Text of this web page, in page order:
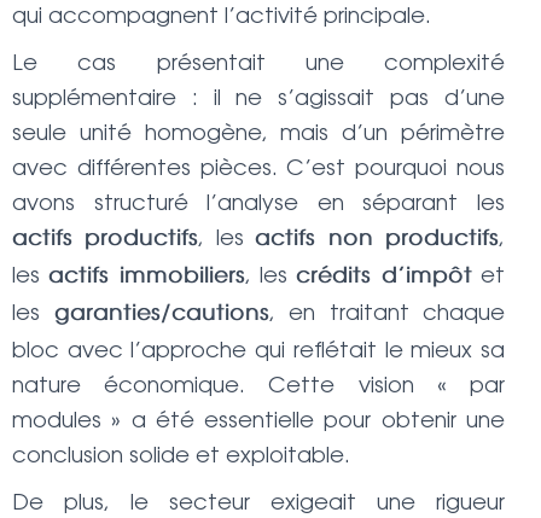
qui accompagnent l’activité principale.
Le cas présentait une complexité
supplémentaire : il ne s’agissait pas d’une
seule unité homogène, mais d’un périmètre
avec différentes pièces. C’est pourquoi nous
avons structuré l’analyse en séparant les
actifs productifs, lesactifs non productifs,
lesactifs immobiliers, lescrédits d’impôtet
les
garanties/cautions, en traitant chaque
bloc avec l’approche qui reflétait le mieux sa
nature économique. Cette vision « par
modules » a été essentielle pour obtenir une
conclusion solide et exploitable.
De plus, le secteur exigeait une rigueur